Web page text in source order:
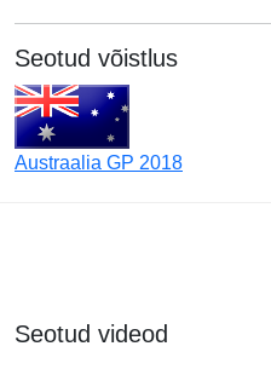
Seotud võistlus
Austraalia GP 2018
Seotud videod